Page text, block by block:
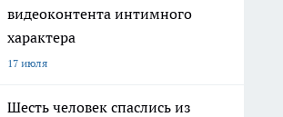
видеоконтента интимного
характера
17 июля
Шесть человек спаслись из